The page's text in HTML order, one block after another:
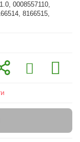
0008557110,
8166515,